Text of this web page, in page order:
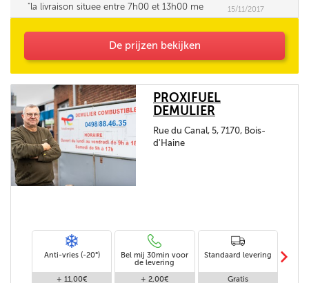
la livraison situee entre 7h00 et 13h00 me
parait tres longue. la fourchette ne pourrait elle
15/11/2017
De prijzen bekijken
PROXIFUEL
DEMULIER
Rue du Canal, 5, 7170, Bois-
d'Haine
Anti-vries (-20°)
+ 11,00€
Bel mij 30min voor
de levering
+ 2,00€
Standaard levering
Gratis
m